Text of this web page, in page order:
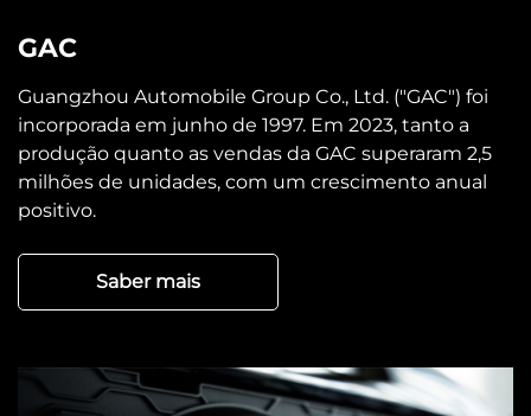
GAC
Guangzhou Automobile Group Co., Ltd. ("GAC") foi
incorporada em junho de 1997. Em 2023, tanto a
produção quanto as vendas da GAC superaram 2,5
milhões de unidades, com um crescimento anual
positivo.
Saber mais